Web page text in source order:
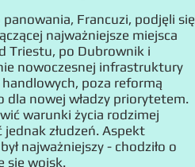
Francuzi, podjęli się
najważniejsze miejsca
Triestu, po Dubrownik i
nowoczesnej infrastruktury
poza reformą
dla nowej władzy priorytetem.
warunki życia rodzimej
złudzeń. Aspekt
najważniejszy - chodziło o
się wojsk.